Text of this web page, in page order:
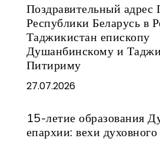
Поздравительный адрес
Республики Беларусь в
Таджикистан епископу
Душанбинскому и
Питириму
27.07.2026
15-летие образования
епархии: вехи